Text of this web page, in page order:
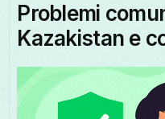
Problemi
Kazakistan e